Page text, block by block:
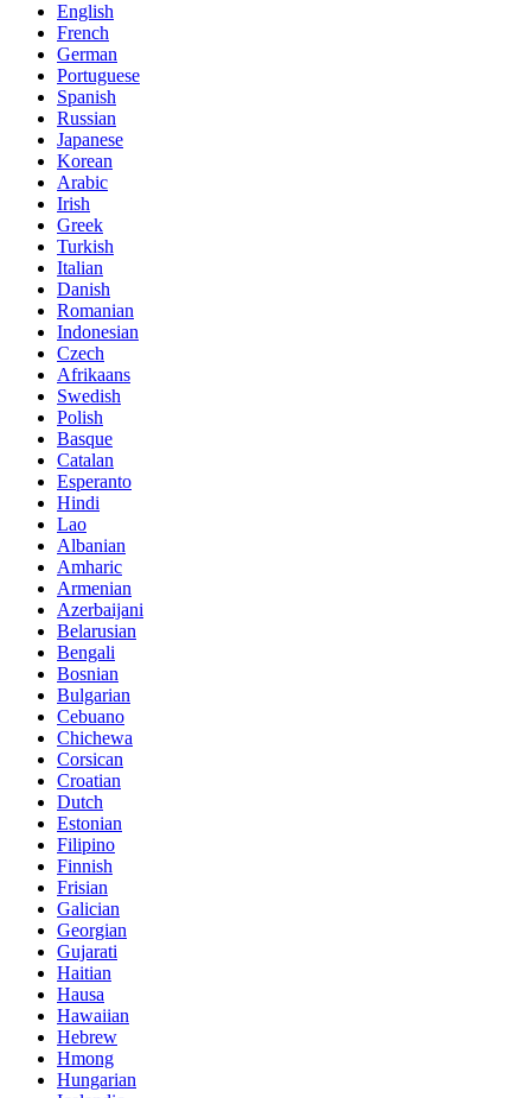
English
French
German
Portuguese
Spanish
Russian
Japanese
Korean
Arabic
Irish
Greek
Turkish
Italian
Danish
Romanian
Indonesian
Czech
Afrikaans
Swedish
Polish
Basque
Catalan
Esperanto
Hindi
Lao
Albanian
Amharic
Armenian
Azerbaijani
Belarusian
Bengali
Bosnian
Bulgarian
Cebuano
Chichewa
Corsican
Croatian
Dutch
Estonian
Filipino
Finnish
Frisian
Galician
Georgian
Gujarati
Haitian
Hausa
Hawaiian
Hebrew
Hmong
Hungarian